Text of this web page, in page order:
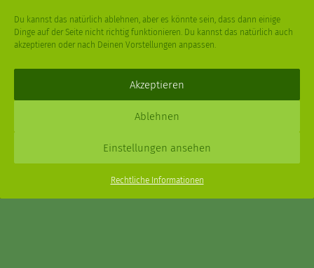
Du kannst das natürlich ablehnen, aber es könnte sein, dass dann einige
Dinge auf der Seite nicht richtig funktionieren. Du kannst das natürlich auch
akzeptieren oder nach Deinen Vorstellungen anpassen.
Akzeptieren
Ablehnen
Einstellungen ansehen
Rechtliche Informationen
Menu
XPDT : Marken & Kommunikation